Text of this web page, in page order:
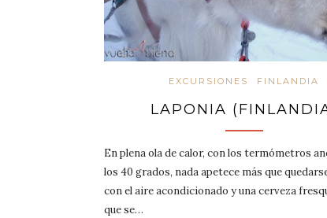
EXCURSIONES FINLANDIA
LAPONIA
En plena ola de calor, con los termómetros
los 40 grados, nada apetece más que
con el aire acondicionado y una cerveza
que se…